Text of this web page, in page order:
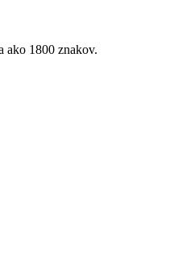
ako 1800 znakov.